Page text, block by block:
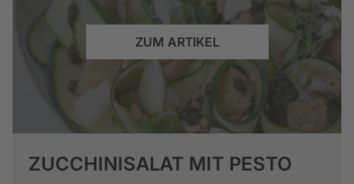
ZUM ARTIKEL
ZUCCHINISALAT MIT PESTO